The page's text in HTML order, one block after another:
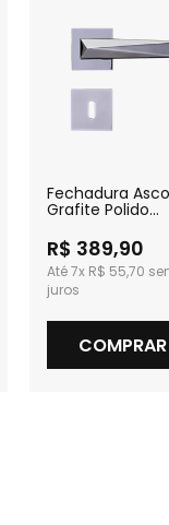
Fechadura
Grafite Polido
R$ 389,90
7x R$ 55,70
COMPRAR